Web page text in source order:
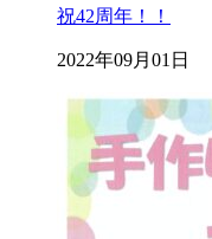
祝42周年！！
2022年09月01日